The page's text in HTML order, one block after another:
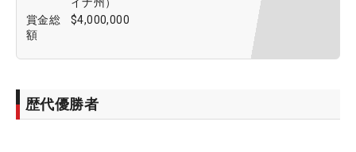
イナ州）
賞金総
額
$4,000,000
歴代優勝者